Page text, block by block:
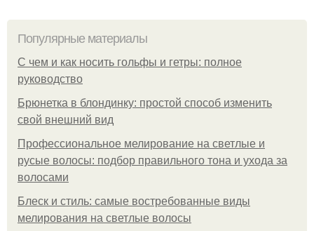
Популярные материалы
С чем и как носить гольфы и гетры: полное
руководство
Брюнетка в блондинку: простой способ изменить
свой внешний вид
Профессиональное мелирование на светлые и
русые волосы: подбор правильного тона и ухода за
волосами
Блеск и стиль: самые востребованные виды
мелирования на светлые волосы